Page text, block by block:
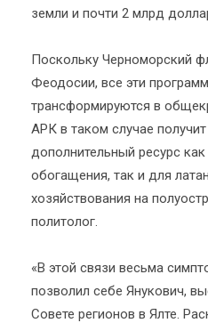
земли и почти 2 млрд
Поскольку Черноморский
Феодосии, все эти
трансформируются в
АРК в таком случае
дополнительный ресурс
обогащения, так и для
хозяйствования на
политолог.
«В этой связи весьма
позволил себе Янукович,
Совете регионов в Ялте.